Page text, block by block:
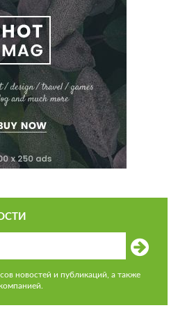
новостей и публикаций, а также